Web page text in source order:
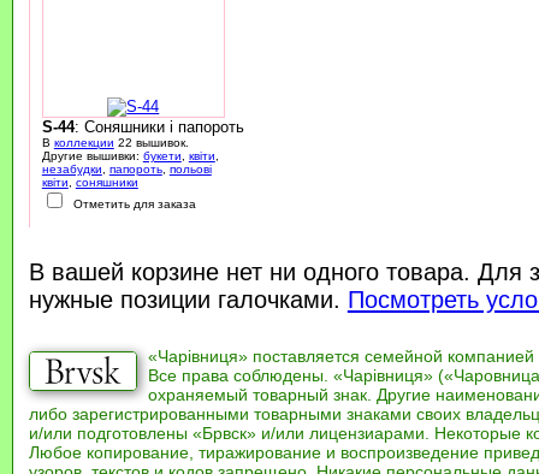
S-44: Соняшники і папороть
В коллекции 22 вышивок.
Другие вышивки: букети квіти
незабудки
папороть, польові
квіти
соняшники
Отметить для заказа
В вашей корзине нет ни одного товара. Для
нужные позиции галочками. Посмотреть
«Чарівниця» поставляется семейной компанией
Все права соблюдены. «Чарівниця»
охраняемый товарный знак. Другие
либо зарегистрированными товарными знаками своих
и/или подготовлены «Брвск» и/или лицензиарами. Некоторые
Любое копирование, тиражирование и воспроизведение